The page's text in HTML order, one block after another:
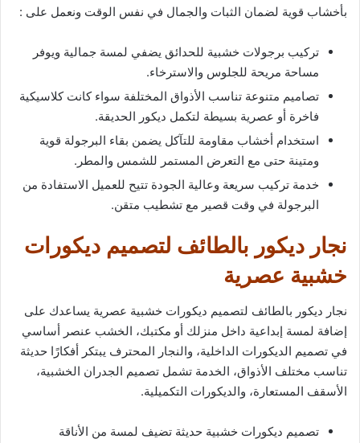
بأخشاب قوية لضمان الثبات والجمال في نفس الوقت ونعمل على :
تركيب برجولات خشبية للحدائق يضفي لمسة جمالية ويوفر
مساحة مريحة للجلوس والاسترخاء.
تصاميم متنوعة تناسب الأذواق المختلفة سواء كانت كلاسيكية
فاخرة أو عصرية بسيطة لتكمل ديكور الحديقة.
استخدام أخشاب مقاومة للتآكل يضمن بقاء البرجولة قوية
ومتينة حتى مع التعرض المستمر للشمس والمطر.
خدمة تركيب سريعة وعالية الجودة تتيح للعميل الاستفادة من
البرجولة في وقت قصير مع تشطيب متقن.
نجار ديكور بالطائف لتصميم ديكورات
خشبية عصرية
نجار ديكور بالطائف لتصميم ديكورات خشبية عصرية يساعدك على
إضافة لمسة إبداعية داخل منزلك أو مكتبك، الخشب عنصر أساسي
في تصميم الديكورات الداخلية، والنجار المحترف يبتكر أفكارًا حديثة
تناسب مختلف الأذواق، الخدمة تشمل تصميم الجدران الخشبية،
الأسقف المستعارة، والديكورات التكميلية.
تصميم ديكورات خشبية حديثة تضيف لمسة من الأناقة